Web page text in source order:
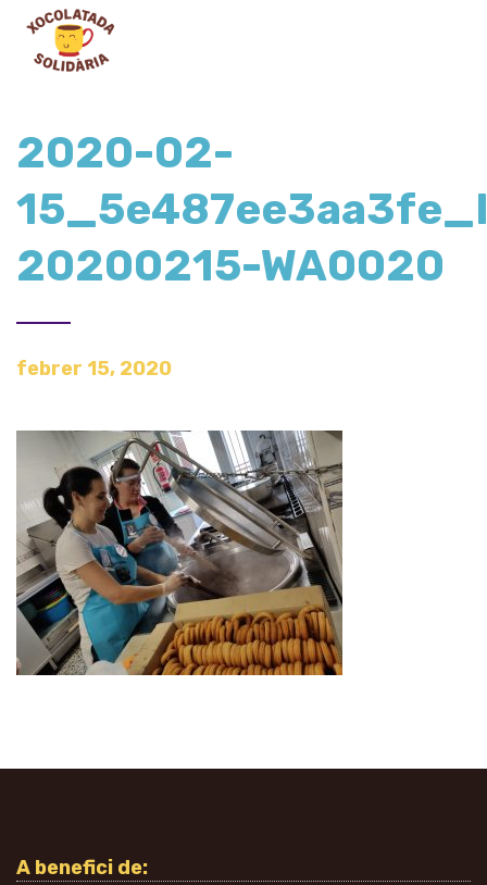
2020-02-
20200215-WA0020
febrer 15, 2020
A benefici de: